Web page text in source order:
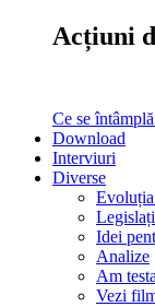
Acțiuni
Ce se
Download
Interviuri
Diverse
Idei
Analize
Am
Vezi